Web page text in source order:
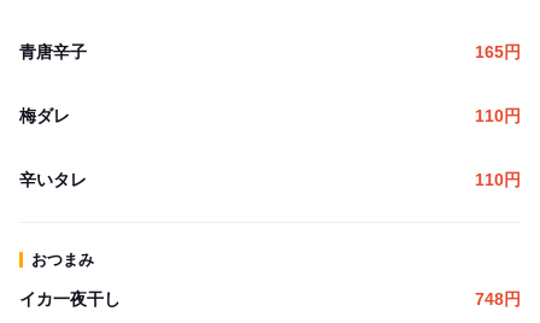
青唐辛子 165円
梅ダレ 110円
辛いタレ 110円
おつまみ
イカ一夜干し 748円